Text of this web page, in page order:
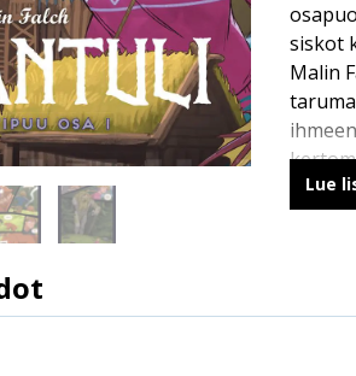
siskot
Malin
Lue
9789523345690